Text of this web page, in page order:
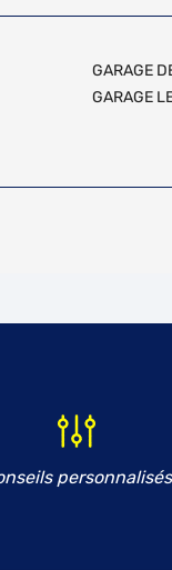
GARAGE
GARAGE
personnalisés